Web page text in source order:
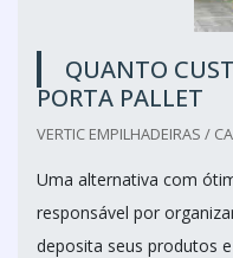
QUANTO
PORTA PALLET
VERTIC EMPILHADEIRAS /
Uma alternativa com
responsável por
deposita seus produtos